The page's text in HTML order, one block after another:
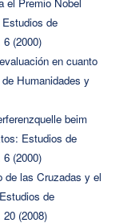
el Premio Nobel
de
(2000)
en cuanto
Humanidades y
beim
Estudios de
(2000)
de las Cruzadas y el
de
(2008)